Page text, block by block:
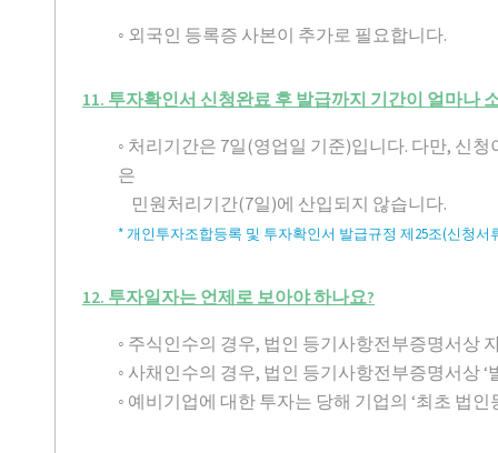
◦ 외국인 등록증 사본이 추가로 필요합니다.
11. 투자확인서 신청완료 후 발급까지 기간이 얼마나
◦ 처리기간은 7일(영업일 기준)입니다. 다만, 신
은
민원처리기간(7일)에 산입되지 않습니다.
* 개인투자조합등록 및 투자확인서 발급규정 제25조(신청서
12. 투자일자는 언제로 보아야 하나요?
◦ 주식인수의 경우, 법인 등기사항전부증명서상
◦ 사채인수의 경우, 법인 등기사항전부증명서상 ‘
◦ 예비기업에 대한 투자는 당해 기업의 ‘최초 법인